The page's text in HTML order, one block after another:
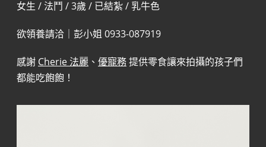
女生 / 法鬥 / 3歲 / 已結紮 / 乳牛色
欲領養請洽｜彭小姐 0933-087919
感謝 Cherie 法麗 、 優寵務提供零食讓來拍攝的孩子們
都能吃飽飽！